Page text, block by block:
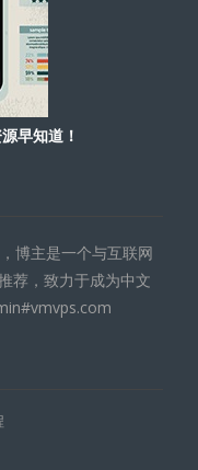
早知道！
博主是一个与互联网
荐，致力于成为中文